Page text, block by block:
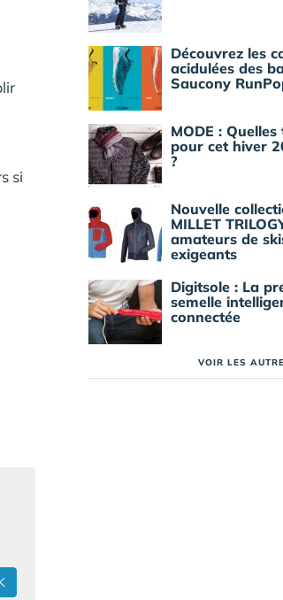
si
Découvrez les
acidulées des
Saucony
MODE :
pour cet hiver
?
Nouvelle
MILLET
amateurs de
exigeants
Digitsole : La
semelle
connectée
VOIR LES